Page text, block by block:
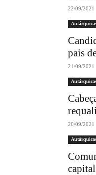
22/09/2021
pais
21/09/2021
20/09/2021